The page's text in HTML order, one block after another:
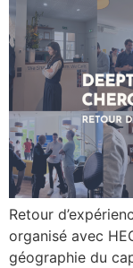
Retour
organisé avec
géographie du